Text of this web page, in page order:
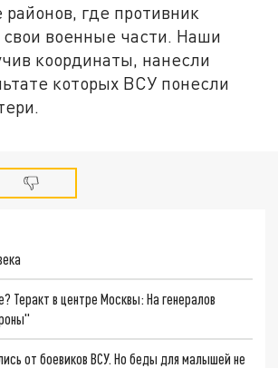
где противник
свои военные части. Наши
координаты, нанесли
которых ВСУ понесли
Теракт в центре Москвы: На генералов
от боевиков ВСУ. Но беды для малышей не